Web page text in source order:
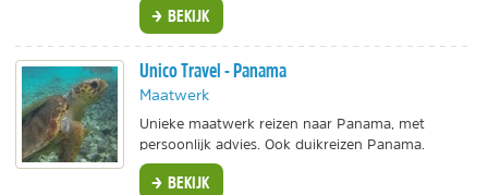
BEKIJK
Unico Travel - Panama
Maatwerk
Unieke maatwerk reizen naar Panama, met
persoonlijk advies. Ook duikreizen Panama.
BEKIJK